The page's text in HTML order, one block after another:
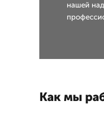
нашей
Как мы